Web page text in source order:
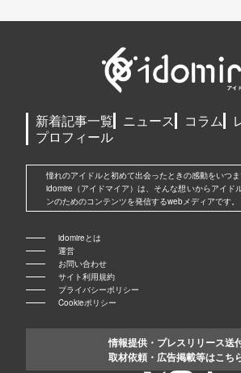
idomireとは
運営
お問い合わせ
サイト利用規約
プライバシーポリシー
Cookieポリシー
新着記事一覧 ニュース コラム
プロフィール
憧れのアイドルと初めて出会ったときの感動をいつま
idomire（アイドマイア）は、そんな想いからアイド
ンのためのコンテンツを発信するwebメディアです。
情報提供・プレスリリース送
取材依頼・広告掲載等はこち